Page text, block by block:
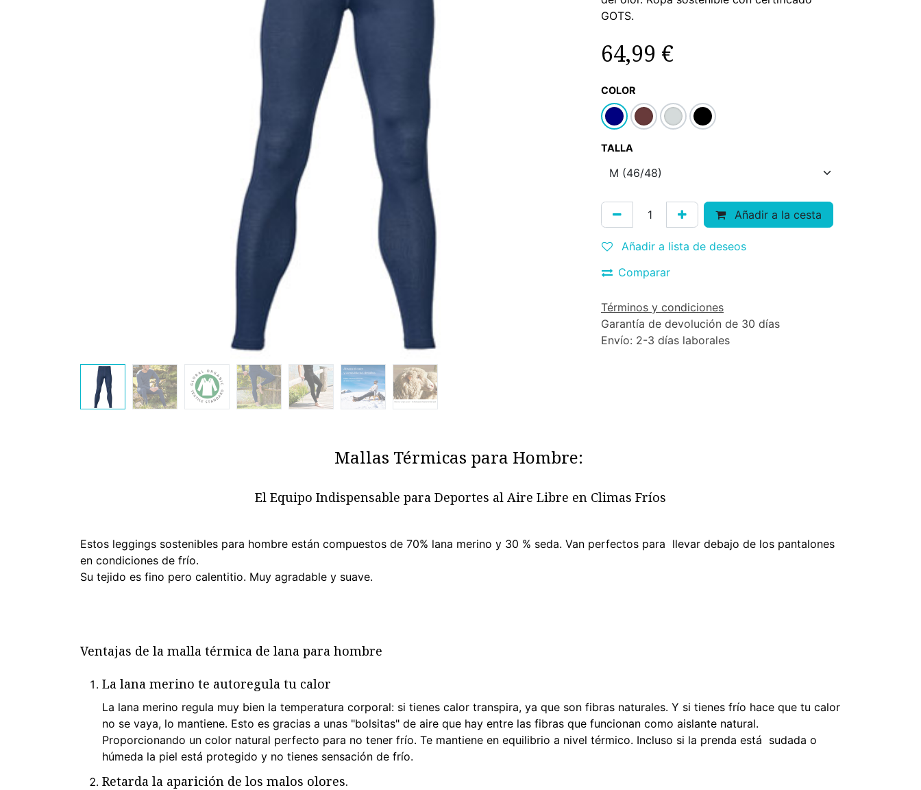
GOTS.
64,99 €
COLOR
TALLA
Añadir a la cesta
Añadir a lista de deseos
Comparar
Términos y condiciones
Garantía de devolución de 30 días
Envío: 2-3 días laborales
Mallas Térmicas para Hombre:
El Equipo Indispensable para Deportes al Aire Libre en Climas Fríos
Estos leggings sostenibles para hombre están compuestos de 70% lana merino y 30 % seda. Van perfectos para llevar debajo de los pantalones
en condiciones de frío.
Su tejido es fino pero calentitio. Muy agradable y suave.
Ventajas de la malla térmica de lana para hombre
La lana merino te autoregula tu calor
La lana merino regula muy bien la temperatura corporal: si tienes calor transpira, ya que son fibras naturales. Y si tienes frío hace que tu calor
no se vaya, lo mantiene. Esto es gracias a unas "bolsitas" de aire que hay entre las fibras que funcionan como aislante natural.
Proporcionando un color natural perfecto para no tener frío. Te mantiene en equilibrio a nivel térmico. Incluso si la prenda está sudada o
húmeda la piel está protegido y no tienes sensación de frío.
Retarda la aparición de los malos olores.